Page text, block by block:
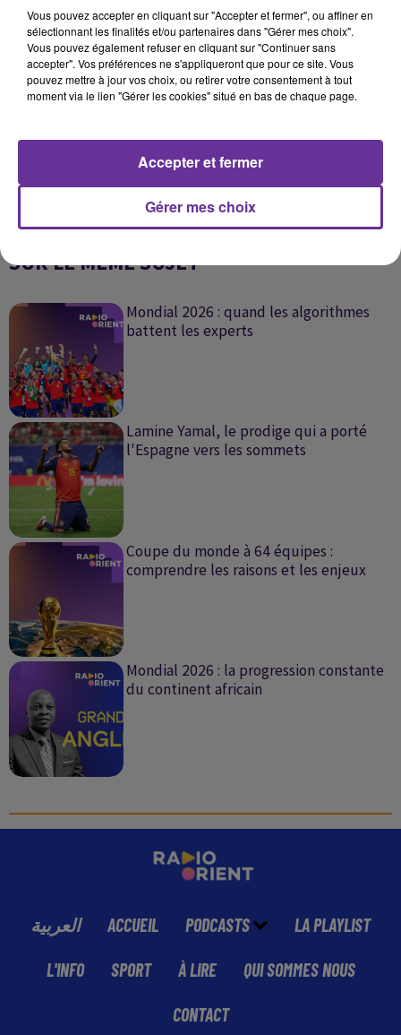
0:00 12 min 12 sec
SUR LE MÊME SUJET
Mondial 2026 : quand les algorithmes
battent les experts
Lamine Yamal, le prodige qui a porté
l'Espagne vers les sommets
Coupe du monde à 64 équipes :
comprendre les raisons et les enjeux
Mondial 2026 : la progression constante
du continent africain
العربية ACCUEIL PODCASTS LA PLAYLIST
L'INFO SPORT À LIRE QUI SOMMES NOUS
CONTACT
Vous pouvez accepter en cliquant sur "Accepter et fermer", ou affiner en
sélectionnant les finalités et/ou partenaires dans "Gérer mes choix".
Vous pouvez également refuser en cliquant sur "Continuer sans
accepter". Vos préférences ne s'appliqueront que pour ce site. Vous
pouvez mettre à jour vos choix, ou retirer votre consentement à tout
moment via le lien "Gérer les cookies" situé en bas de chaque page.
Gérer mes choix
Accepter et fermer